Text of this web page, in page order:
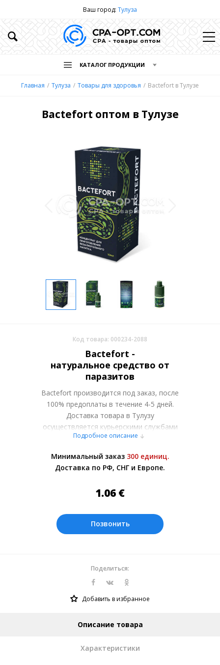
Ваш город: Тулуза
КАТАЛОГ ПРОДУКЦИИ
Главная Тулуза Товары для здоровья Bactefort в Тулузе
Bactefort оптом в Тулузе
Код товара: 000234-2088
Bactefort -
натуральное средство от
паразитов
Bactefort производится под заказ, после
100% предоплаты в течение 4-5 дней.
Доставка товара в Тулузу
осуществляется курьерскими службами
или самовывозом со склада в Москве.
менеджером.
Оплата производится в рублях. Цены на
06.08.2026. Текущий курс 10 руб.=
Подробное описание
Минимальный заказ 300 единиц.
Доставка по РФ, СНГ и Европе.
1.06 €
Позвонить
Поделиться:
Добавить в избранное
Описание товара
Характеристики